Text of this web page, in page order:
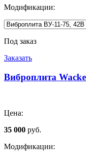
Модификации:
Под заказ
Заказать
Виброплита
Цена:
35 000 руб.
Модификации: